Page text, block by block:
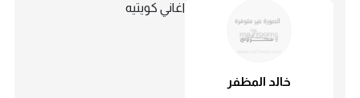
خالد المظفر
اغاني كويتيه